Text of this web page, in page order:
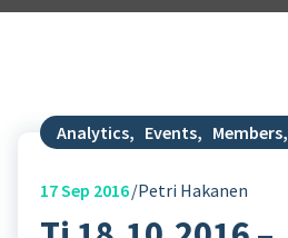
Analytics, Events, Members,
17Sep 2016 Petri Hakanen